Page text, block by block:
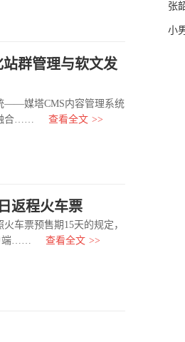
群管理与软文发
媒塔CMS内容管理系统
融合……
查看全文 >>
返程火车票
车票预售期15天的规定，
端……
查看全文 >>
张